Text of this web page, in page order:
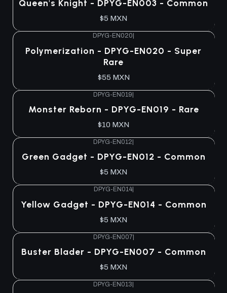
Queen's Knight - DPYG-EN003 - Common
$5 MXN
DPYG-EN020
Polymerization - DPYG-EN020 - Super
Rare
$55 MXN
DPYG-EN019|
Monster Reborn - DPYG-EN019 - Rare
$10 MXN
DPYG-EN012
Green Gadget - DPYG-EN012 - Common
$5 MXN
DPYG-EN014|
Yellow Gadget - DPYG-EN014 - Common
$5 MXN
DPYG-EN007|
Buster Blader - DPYG-EN007 - Common
$5 MXN
DPYG-EN013